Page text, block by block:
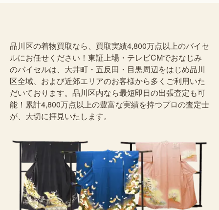
品川区の着物買取なら、買取実績4,800万点以上のバイセ
ルにお任せください！東証上場・テレビCMでおなじみ
のバイセルは、大井町・五反田・目黒周辺をはじめ品川
区全域、および近郊エリアのお客様から多くご利用いた
だいております。品川区内なら最短即日の出張査定も可
能！累計4,800万点以上の豊富な実績を持つプロの査定士
が、大切に拝見いたします。